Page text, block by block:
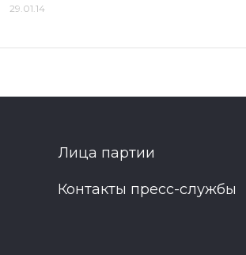
29.01.14
Лица партии
Контакты пресс-службы